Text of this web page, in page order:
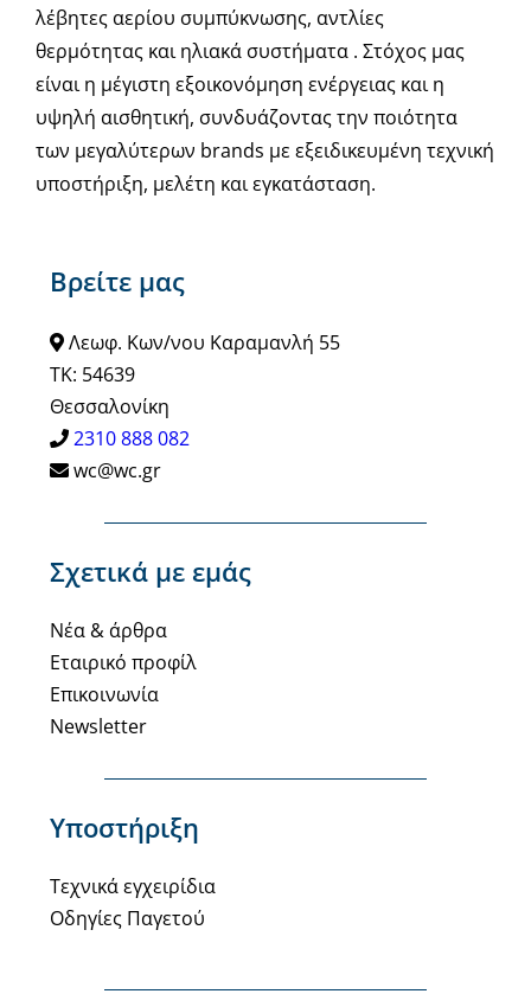
Βρείτε μας
Λεωφ. Κων/νου Καραμανλή 55
ΤΚ: 54639
Θεσσαλονίκη
2310 888 082
wc@wc.gr
Σχετικά με εμάς
Νέα & άρθρα
Εταιρικό προφίλ
Επικοινωνία
Newsletter
Υποστήριξη
Τεχνικά εγχειρίδια
Οδηγίες Παγετού
λέβητες αερίου συμπύκνωσης, αντλίες
θερμότητας και ηλιακά συστήματα . Στόχος μας
είναι η μέγιστη εξοικονόμηση ενέργειας και η
υψηλή αισθητική, συνδυάζοντας την ποιότητα
των μεγαλύτερων brands με εξειδικευμένη τεχνική
υποστήριξη, μελέτη και εγκατάσταση.